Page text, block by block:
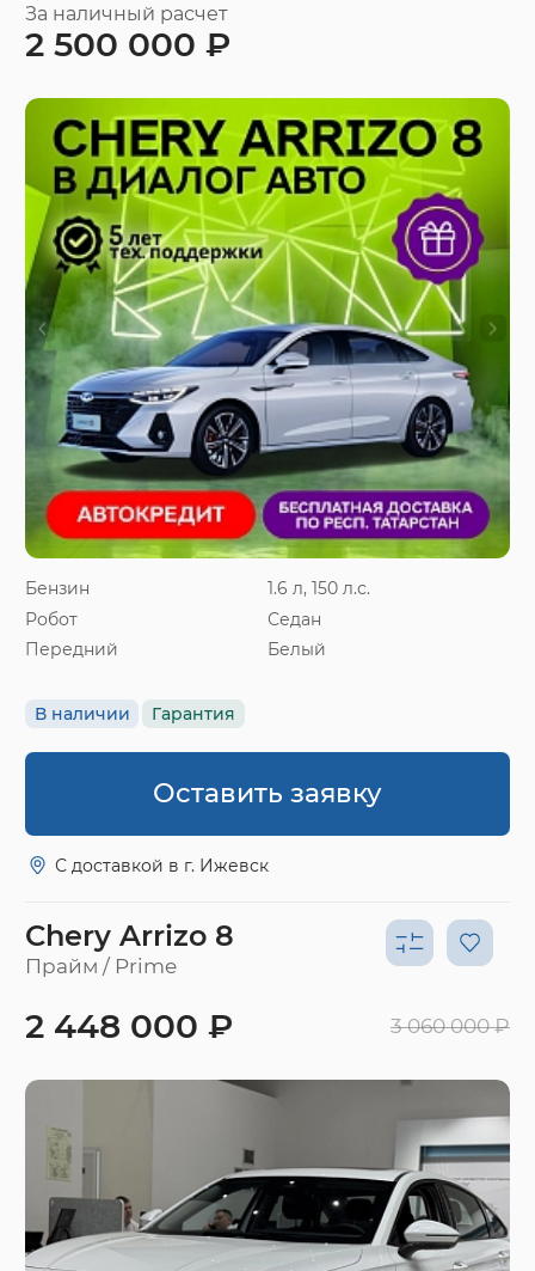
Бензин
1.6 л, 150 л.с.
Робот
Седан
Передний
Белый
В наличии Гарантия
За наличный расчет
2 500 000 ₽
Оставить заявку
С доставкой в г. Ижевск
Chery Arrizo 8
Прайм / Prime
2 448 000 ₽ 3 060 000 ₽